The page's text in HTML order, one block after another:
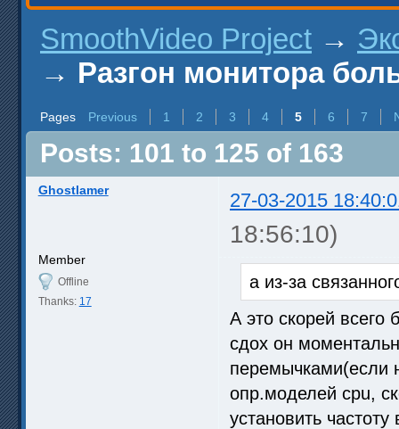
SmoothVideo Project →
→ Разгон монитора
Pages Previous 1 2 3 4 5 6 7
Posts: 101 to 125 of 163
Ghostlamer 27-03-2015
18:56:10)
Member
Offline
Thanks: 17
а из-за
А это скорей всего
сдох он
перемычками(если
опр.моделей cpu,
установить